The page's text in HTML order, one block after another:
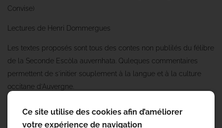
Convise)
Lectures de Henri Dommergues
Les textes proposés sont tous des contes non publilés du félibre
de la Seconde Escòla auvernhata. Quleques commentaires
permettent de s'initier souplement à la langue et à la culture
occitane d'Auvergne.
Ce site utilise des cookies afin d’améliorer
votre expérience de navigation